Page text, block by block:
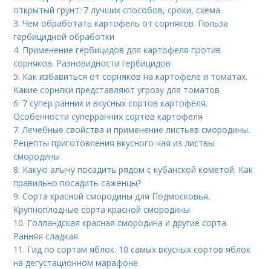
открытый грунт: 7 лучших способов, сроки, схема
3.Чем обработать картофель от сорняков. Польза
гербицидной обработки
4. Применение гербицидов для картофеля против
сорняков. Разновидности гербицидов
5. Как избавиться от сорняков на картофеле и томатах.
Какие сорняки представляют угрозу для томатов
6. 7 супер ранних и вкусных сортов картофеля.
Особенности суперранних сортов картофеля
7.Лечебные свойства и применение листьев смородины.
Рецепты приготовления вкусного чая из листвы
смородины
8. Какую алычу посадить рядом с кубанской кометой. Как
правильно посадить саженцы?
9.Сорта красной смородины для Подмосковья.
Крупноплодные сорта красной смородины
10. Голландская красная смородина и другие сорта.
Ранняя сладкая
11. Гид по сортам яблок. 10 самых вкусных сортов яблок
на дегустационном марафоне